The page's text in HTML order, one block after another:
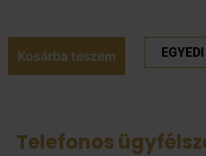
Kosárba teszem
Telefonos